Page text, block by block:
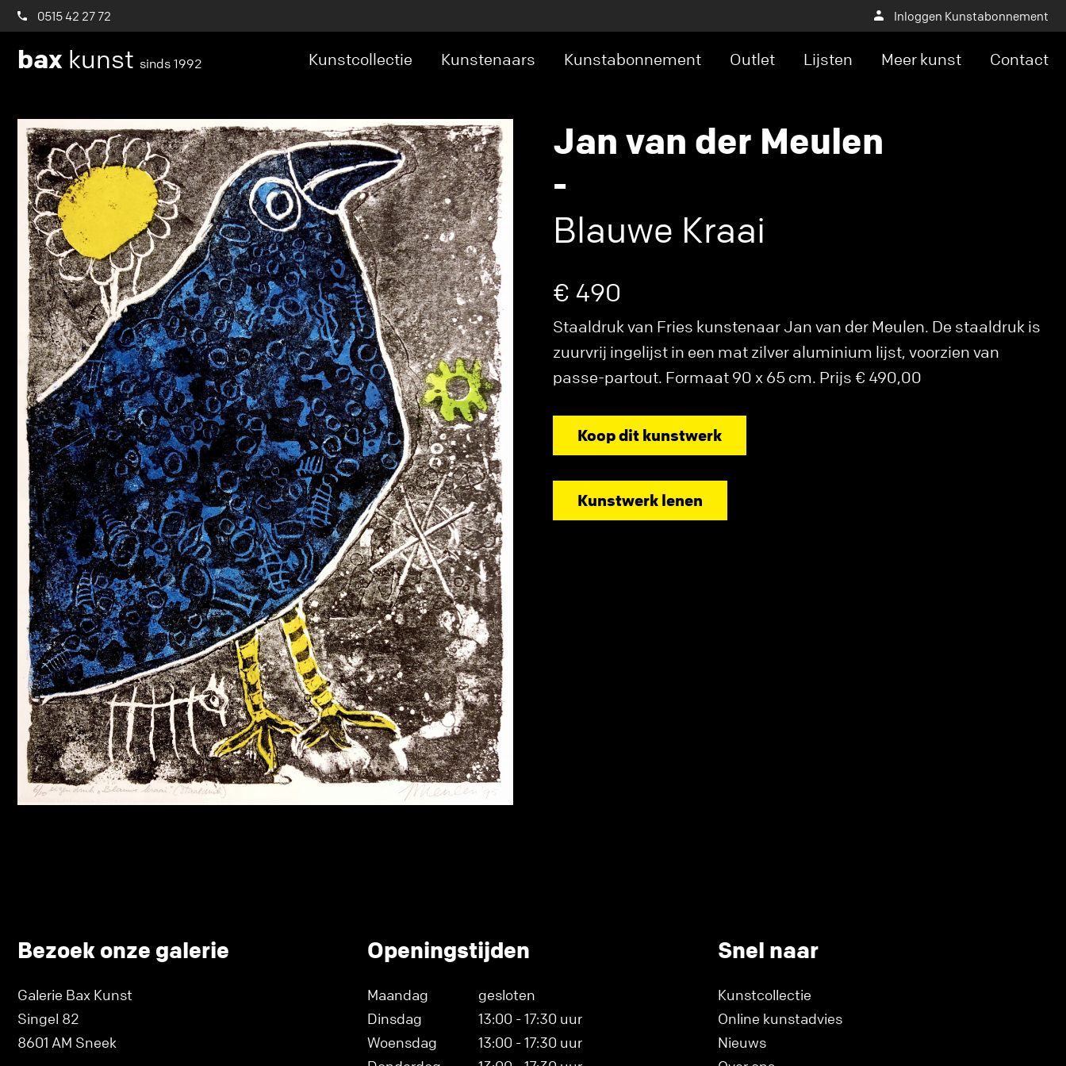
0515 42 27 72 Inloggen Kunstabonnement
bax kunst sinds 1992 Kunstcollectie Kunstenaars Kunstabonnement Outlet Lijsten Meer kunst Contact
Jan van der Meulen
-
Blauwe Kraai
€ 490
Staaldruk van Fries kunstenaar Jan van der Meulen. De staaldruk is
zuurvrij ingelijst in een mat zilver aluminium lijst, voorzien van
passe-partout. Formaat 90 x 65 cm. Prijs € 490,00
Koop dit kunstwerk
Kunstwerk lenen
Bezoek onze galerie
Galerie Bax Kunst
Singel 82
8601 AM Sneek
Openingstijden
Maandag
gesloten
Dinsdag
13:00 - 17:30 uur
Woensdag
13:00 - 17:30 uur
Snel naar
Kunstcollectie
Online kunstadvies
Nieuws